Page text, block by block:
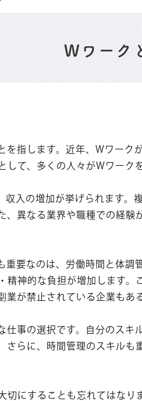
Wワーク
指します。近年、Wワーク
て、多くの人々がWワーク
入の増加が挙げられます。
、異なる業界や職種での経験
要なのは、労働時間と体調
神的な負担が増加します
が禁止されている企業もあ
事の選択です。自分のス
らに、時間管理のスキル
切にすることも忘れてはな